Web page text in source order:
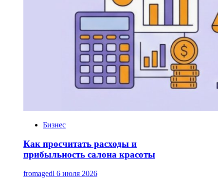
Бизнес
Как просчитать расходы и
прибыльность салона красоты
fromagedl 6 июля 2026